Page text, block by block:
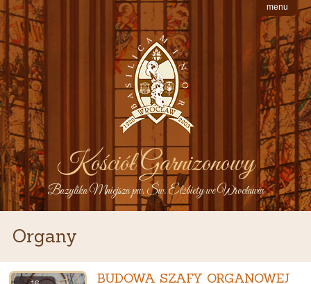
menu
Kościół Garnizonowy
Bazylika Mniejsza pw. Św. Elżbiety we Wrocławiu
Organy
BUDOWA SZAFY ORGANOWEJ